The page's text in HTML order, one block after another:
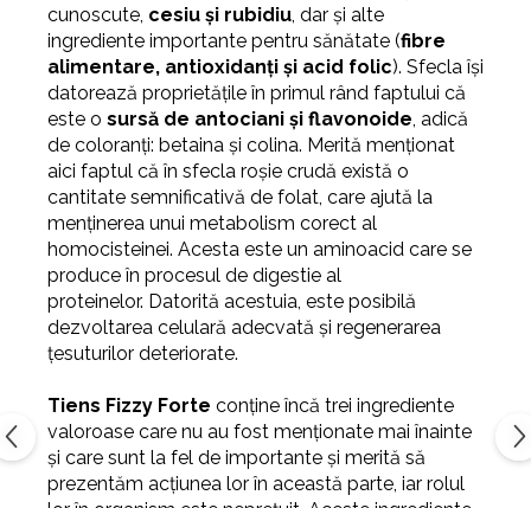
cunoscute, cesiu și rubidiu, dar și alte
ingrediente importante pentru sănătate (fibre
alimentare, antioxidanți și acid folic). Sfecla își
datorează proprietățile în primul rând faptului că
este o sursă de antociani și flavonoide, adică
de coloranți: betaina și colina. Merită menționat
aici faptul că în sfecla roșie crudă există o
cantitate semnificativă de folat, care ajută la
menținerea unui metabolism corect al
homocisteinei. Acesta este un aminoacid care se
produce în procesul de digestie al
proteinelor. Datorită acestuia, este posibilă
dezvoltarea celulară adecvată și regenerarea
țesuturilor deteriorate.
Tiens Fizzy Forte conține încă trei ingrediente
valoroase care nu au fost menționate mai înainte
și care sunt la fel de importante și merită să
prezentăm acțiunea lor în această parte, iar rolul